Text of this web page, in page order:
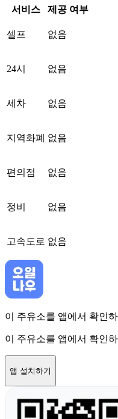
서비스 제공 여부
셀프 없음
24시 없음
세차 없음
지역화폐 없음
편의점 없음
정비 없음
고속도로 없음
이 주유소를 앱에서 확인
이 주유소를 앱에서 확인
앱 설치하기